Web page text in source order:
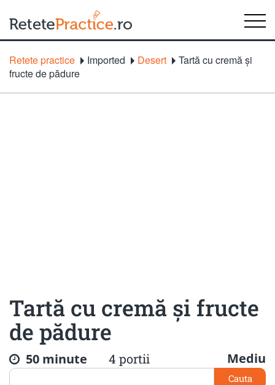
Retete practice Imported Desert
Tartă cu cremă şi
fructe de pădure
Tartă cu cremă şi fructe
de pădure
50 minute 4 portii Mediu
Cauta